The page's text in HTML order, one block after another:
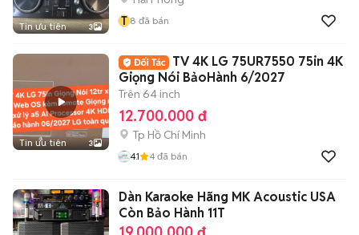
Tin ưu tiên 3
T 8 đã bán
Tin ưu tiên 3
TV 4K LG 75UR7550 75in 4K
Giọng Nói BảoHành 6/2027
Trên 64 inch
12.700.000 đ
Tp Hồ Chí Minh
4.1 4 đã bán
Dàn Karaoke Hãng MK Acoustic USA
Còn Bảo Hành 11T